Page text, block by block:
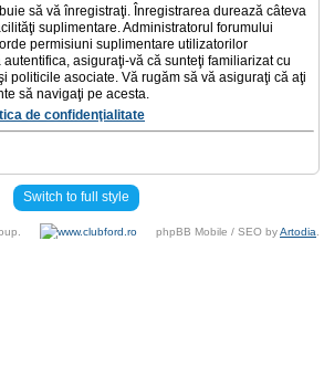
să vă înregistraţi. Înregistrarea durează câteva
suplimentare. Administratorul forumului
permisiuni suplimentare utilizatorilor
asiguraţi-vă că sunteţi familiarizat cu
politicile asociate. Vă rugăm să vă asiguraţi că aţi
să navigaţi pe acesta.
de confidenţialitate
Switch to full style
phpBB Mobile / SEO byArtodia